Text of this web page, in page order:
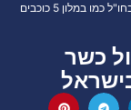
הקץ לשימורים- אפשר לאכול כשר בחו"ל כמו במלון 5 כוכבים
כשר